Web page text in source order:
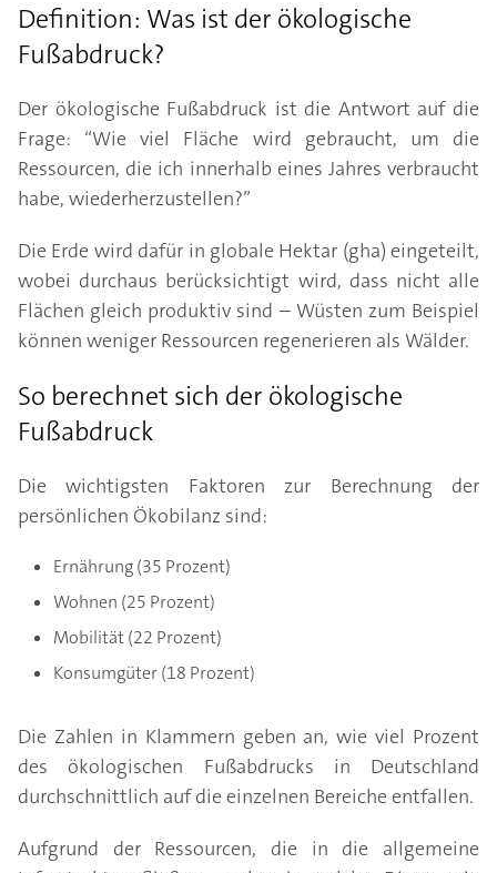
Definition: Was ist der ökologische
Fußabdruck?
Der ökologische Fußabdruck ist die Antwort auf die
Frage: “Wie viel Fläche wird gebraucht, um die
Ressourcen, die ich innerhalb eines Jahres verbraucht
habe, wiederherzustellen?”
Die Erde wird dafür in globale Hektar (gha) eingeteilt,
wobei durchaus berücksichtigt wird, dass nicht alle
Flächen gleich produktiv sind – Wüsten zum Beispiel
können weniger Ressourcen regenerieren als Wälder.
So berechnet sich der ökologische
Fußabdruck
Die wichtigsten Faktoren zur Berechnung der
persönlichen Ökobilanz sind:
Ernährung (35 Prozent)
Wohnen (25 Prozent)
Mobilität (22 Prozent)
Konsumgüter (18 Prozent)
Die Zahlen in Klammern geben an, wie viel Prozent
des ökologischen Fußabdrucks in Deutschland
durchschnittlich auf die einzelnen Bereiche entfallen.
Aufgrund der Ressourcen, die in die allgemeine